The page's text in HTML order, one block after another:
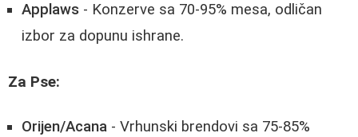
Applaws - Konzerve sa 70-95% mesa, odličan
izbor za dopunu ishrane.
Za Pse:
Orijen/Acana - Vrhunski brendovi sa 75-85%